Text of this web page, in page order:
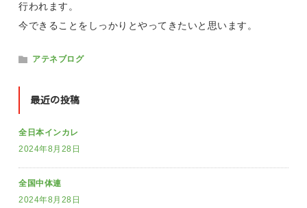
行われます。
今できることをしっかりとやってきたいと思います。
アテネブログ
最近の投稿
全日本インカレ
2024年8月28日
全国中体連
2024年8月28日